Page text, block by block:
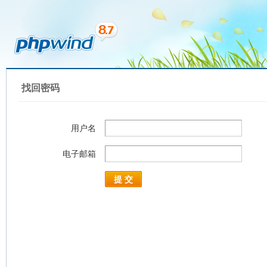
找回密码
用户名
电子邮箱
提 交